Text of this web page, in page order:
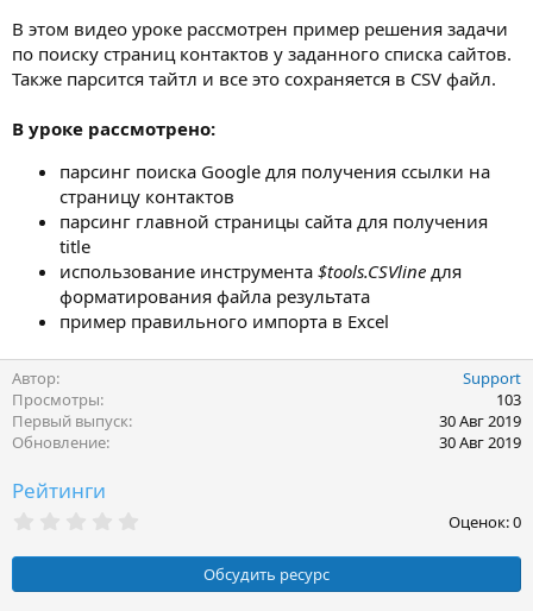
В этом видео уроке рассмотрен пример решения задачи
по поиску страниц контактов у заданного списка сайтов.
Также парсится тайтл и все это сохраняется в CSV файл.
В уроке рассмотрено:
парсинг поиска Google для получения ссылки на
страницу контактов
парсинг главной страницы сайта для получения
title
использование инструмента $tools.CSVline для
форматирования файла результата
пример правильного импорта в Excel
Автор
Support
Просмотры
103
Первый выпуск
30 Авг 2019
Обновление
30 Авг 2019
Рейтинги
0
з
Оценок: 0
Обсудить ресурс